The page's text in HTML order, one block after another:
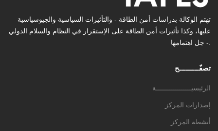
تهتم الوكالة بدراسات أمن الطاقة - والتأثیرات السیاسیة والجیوسیاسیة
عليها، وكذا تأثیرات أمن الطاقة على الإستقرار في النظام والسلام الدولي
- جل اهتمامها.
تصفّـــــــــح
الرئيسيــــــــــــــــــة
إصدارات المركز
أنشطة المركز